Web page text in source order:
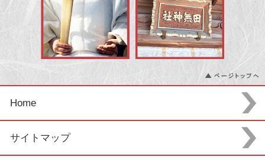
Home
サイトマップ